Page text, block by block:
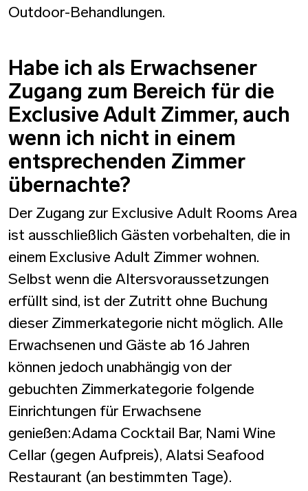
Outdoor-Behandlungen.
Habe ich als Erwachsener
Zugang zum Bereich für die
Exclusive Adult Zimmer, auch
wenn ich nicht in einem
entsprechenden Zimmer
übernachte?
Der Zugang zur Exclusive Adult Rooms Area
ist ausschließlich Gästen vorbehalten, die in
einem Exclusive Adult Zimmer wohnen.
Selbst wenn die Altersvoraussetzungen
erfüllt sind, ist der Zutritt ohne Buchung
dieser Zimmerkategorie nicht möglich. Alle
Erwachsenen und Gäste ab 16 Jahren
können jedoch unabhängig von der
gebuchten Zimmerkategorie folgende
Einrichtungen für Erwachsene
genießen:Adama Cocktail Bar, Nami Wine
Cellar (gegen Aufpreis), Alatsi Seafood
Restaurant (an bestimmten Tage).